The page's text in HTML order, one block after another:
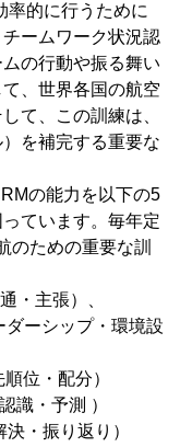
率的に行うために
ームワーク状況認
の行動や振る舞い
、世界各国の航空
て、この訓練は、
を補完する重要な
の能力を以下の5
ています。毎年定
のための重要な訓
・主張）、
ーシップ・環境設
位・配分）
識・予測 ）
・振り返り）